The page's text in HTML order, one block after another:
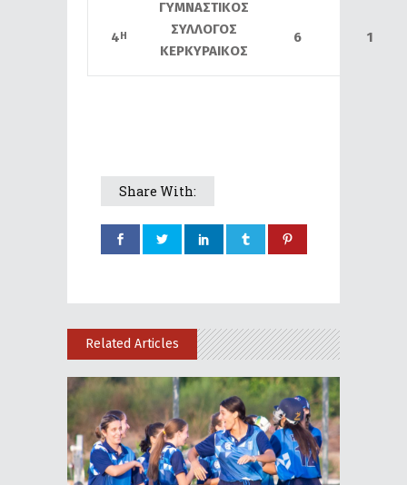
4Η
ΓΥΜΝΑΣΤΙΚΟΣ
ΣΥΛΛΟΓΟΣ
ΚΕΡΚΥΡΑΙΚΟΣ
6 1
Share With:
Related Articles